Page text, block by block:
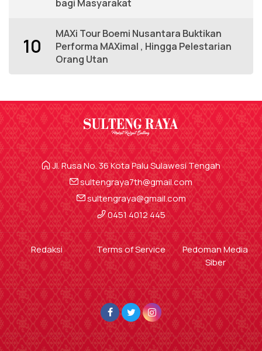
bagi Masyarakat
10
MAXi Tour Boemi Nusantara Buktikan
Performa MAXimal , Hingga Pelestarian
Orang Utan
Jl. Rusa No. 36 Kota Palu Sulawesi Tengah
sultengraya7th@gmail.com
sultengraya@gmail.com
0451 4012 445
Redaksi Terms of Service
Pedoman Media
Siber